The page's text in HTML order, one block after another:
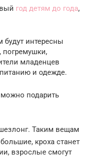
год детям до года,
интересны
младенцев
и одежде.
можно подарить
Таким вещам
кроха станет
взрослые смогут